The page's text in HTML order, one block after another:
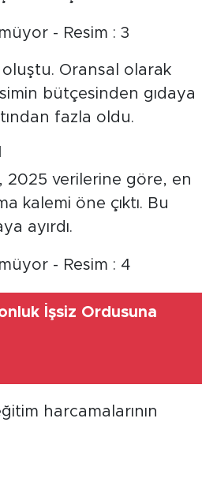
Oransal olarak
bütçesinden gıdaya
fazla oldu.
2025 verilerine göre, en
kalemi öne çıktı. Bu
ayırdı.
harcamalarının